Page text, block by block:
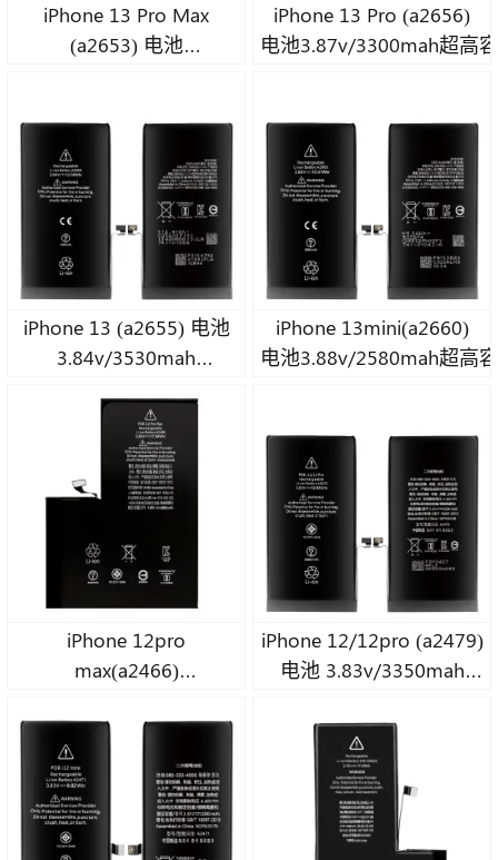
iPhone 13 Pro Max
(a2653) 电池
iPhone 13 Pro (a2656)
电池3.87v/3300mah超高
iPhone 13 (a2655) 电池
3.84v/3530mah
iPhone 13mini(a2660)
电池3.88v/2580mah超高
iPhone 12pro
max(a2466)
iPhone 12/12pro (a2479)
电池 3.83v/3350mah